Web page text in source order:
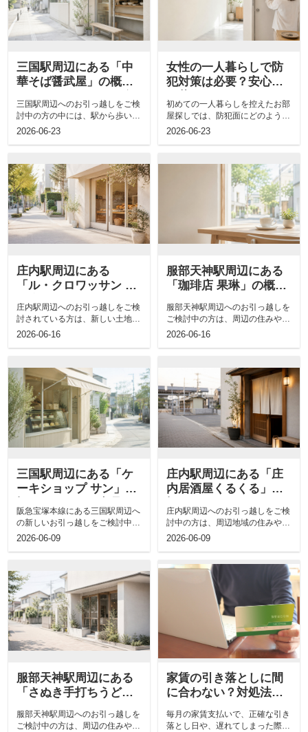
三国駅周辺にある「中
華そば醤武屋」の概
三国駅周辺へのお引っ越しをご検
討中の方の中には、駅から歩いて
通える飲食店があるか気になる方
2026-06-23
女性の一人暮らしで防
犯対策は必要？安心し
トも解説
初めての一人暮らしを控えたお部
屋探しでは、防犯面にどのような
不安を感じていますか。新生活を
2026-06-23
庄内駅周辺にある
「ル・クロワッサン 庄
内店」の概要！商品も
ご紹介
庄内駅周辺へのお引っ越しをご検
討されている方は、新しい土地で
の快適な住環境や、日常的に利用
2026-06-16
服部天神駅周辺にある
「珈琲店 果琳」の概
要！メニューもご紹介
服部天神駅周辺へのお引っ越しを
ご検討中の方は、周辺の住みやす
さや施設について気になっている
2026-06-16
三国駅周辺にある「ケ
ーキショップ サン」の
ご紹介
阪急宝塚本線にある三国駅周辺へ
の新しいお引っ越しをご検討中の
方は、地域の住みやすさや利便性
2026-06-09
庄内駅周辺にある「庄
内居酒屋くるくる」の
介
庄内駅周辺へのお引っ越しをご検
討中の方は、周辺地域の住みやす
さや飲食店の充実度といった様々
2026-06-09
服部天神駅周辺にある
「さぬき手打ちうどん
銭形」について！概要
やメニューもご紹介
服部天神駅周辺へのお引っ越しを
ご検討中の方は、周辺の住みやす
家賃の引き落としに間
に合わない？対処法や
滞納のリスクについて
も解説
毎月の家賃支払いで、正確な引き
落とし日や、遅れてしまった際の